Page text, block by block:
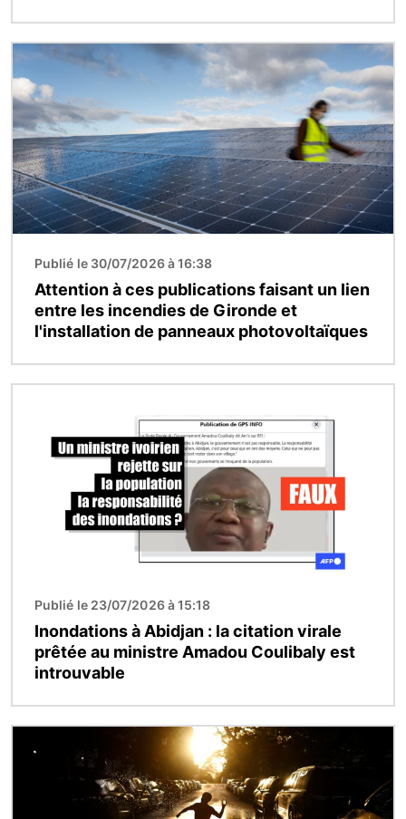
Image
Publié le 30/07/2026 à 16:38
Attention à ces publications faisant un lien
entre les incendies de Gironde et
l'installation de panneaux photovoltaïques
Publié le 23/07/2026 à 15:18
Inondations à Abidjan : la citation virale
prêtée au ministre Amadou Coulibaly est
introuvable